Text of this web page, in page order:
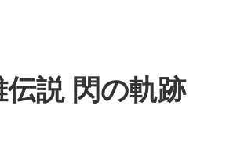
ノエル・シーカー
伝説 閃の軌跡